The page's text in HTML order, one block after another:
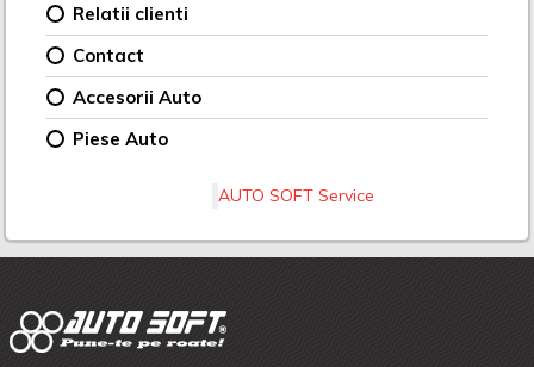
Relatii clienti
Contact
Accesorii Auto
Piese Auto
AUTO SOFT Service